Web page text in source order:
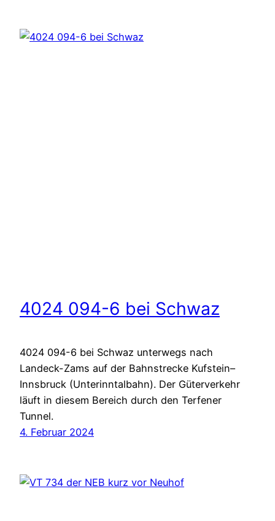
4024 094-6 bei Schwaz
4024 094-6 bei Schwaz unterwegs nach
Landeck-Zams auf der Bahnstrecke Kufstein–
Innsbruck (Unterinntalbahn). Der Güterverkehr
läuft in diesem Bereich durch den Terfener
Tunnel.
4. Februar 2024